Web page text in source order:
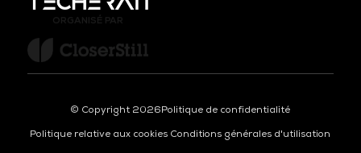
© Copyright 2026Politique de confidentialité
Politique relative aux cookies Conditions générales d'utilisation